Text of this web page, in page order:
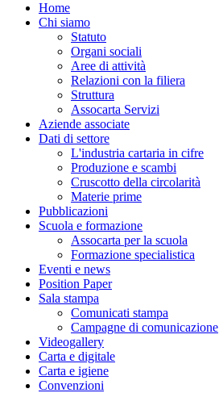
Home
Chi siamo
Statuto
Organi sociali
Aree di attività
Relazioni con la filiera
Struttura
Assocarta Servizi
Aziende associate
Dati di settore
L'industria cartaria in cifre
Produzione e scambi
Cruscotto della circolarità
Materie prime
Pubblicazioni
Scuola e formazione
Assocarta per la scuola
Formazione specialistica
Eventi e news
Position Paper
Sala stampa
Comunicati stampa
Campagne di comunicazione
Videogallery
Carta e digitale
Carta e igiene
Convenzioni